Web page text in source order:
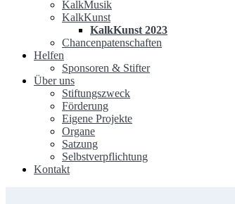
KalkMusik
KalkKunst
KalkKunst 2023
Chancenpatenschaften
Helfen
Sponsoren & Stifter
Über uns
Stiftungszweck
Förderung
Eigene Projekte
Organe
Satzung
Selbstverpflichtung
Kontakt